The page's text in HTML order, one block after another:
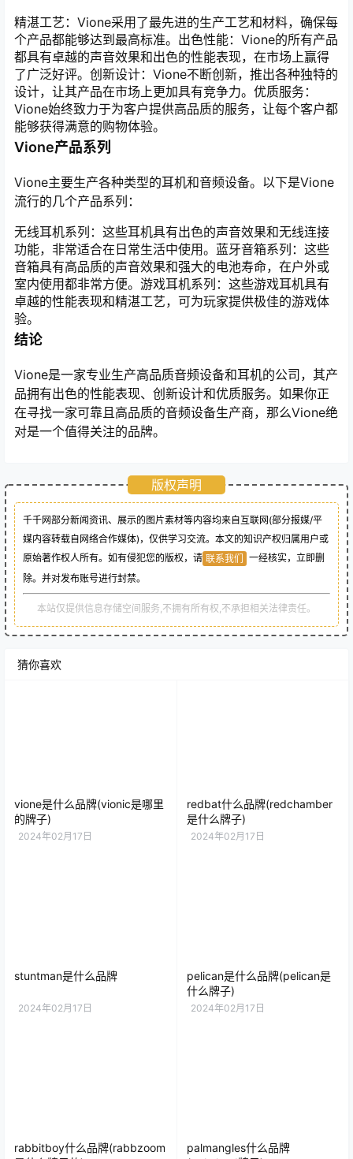
精湛工艺：Vione采用了最先进的生产工艺和材料，确保每
个产品都能够达到最高标准。出色性能：Vione的所有产品
都具有卓越的声音效果和出色的性能表现，在市场上赢得
了广泛好评。创新设计：Vione不断创新，推出各种独特的
设计，让其产品在市场上更加具有竞争力。优质服务：
Vione始终致力于为客户提供高品质的服务，让每个客户都
能够获得满意的购物体验。
Vione产品系列
Vione主要生产各种类型的耳机和音频设备。以下是Vione
流行的几个产品系列：
无线耳机系列：这些耳机具有出色的声音效果和无线连接
功能，非常适合在日常生活中使用。蓝牙音箱系列：这些
音箱具有高品质的声音效果和强大的电池寿命，在户外或
室内使用都非常方便。游戏耳机系列：这些游戏耳机具有
卓越的性能表现和精湛工艺，可为玩家提供极佳的游戏体
验。
结论
Vione是一家专业生产高品质音频设备和耳机的公司，其产
品拥有出色的性能表现、创新设计和优质服务。如果你正
在寻找一家可靠且高品质的音频设备生产商，那么Vione绝
对是一个值得关注的品牌。
版权声明
千千网部分新闻资讯、展示的图片素材等内容均来自互联网(部分报媒/平
媒内容转载自网络合作媒体)，仅供学习交流。本文的知识产权归属用户或
原始著作权人所有。如有侵犯您的版权，请 联系我们
一经核实，立即删
除。并对发布账号进行封禁。
本站仅提供信息存储空间服务,不拥有所有权,不承担相关法律责任。
猜你喜欢
vione是什么品牌(vionic是哪里
的牌子)
2024年02月17日
redbat什么品牌(redchamber
是什么牌子)
2024年02月17日
stuntman是什么品牌
2024年02月17日
pelican是什么品牌(pelican是
什么牌子)
2024年02月17日
rabbitboy什么品牌(rabbzoom
palmangles什么品牌